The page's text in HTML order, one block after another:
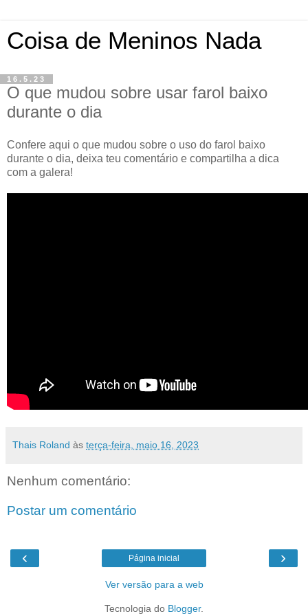
Coisa de Meninos Nada
16.5.23
O que mudou sobre usar farol baixo
durante o dia
Confere aqui o que mudou sobre o uso do farol baixo
durante o dia, deixa teu comentário e compartilha a dica
com a galera!
Thais Roland às terça-feira, maio 16, 2023
Nenhum comentário:
Postar um comentário
‹ ›
Página inicial
Ver versão para a web
Tecnologia do Blogger.